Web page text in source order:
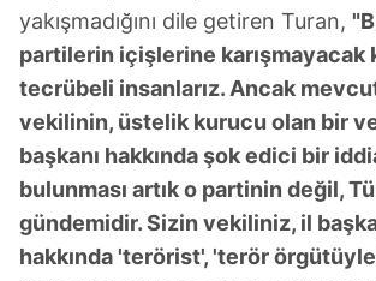
yakışmadığını dile getiren Turan,
partilerin içişlerine karışmayacak
tecrübeli insanlarız. Ancak
vekilinin, üstelik kurucu olan bir
başkanı hakkında şok edici bir
bulunması artık o partinin değil,
gündemidir. Sizin vekiliniz, il
hakkında 'terörist', 'terör